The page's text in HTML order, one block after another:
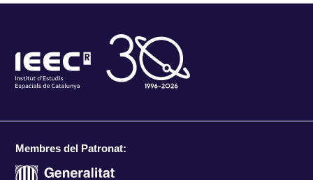
Membres del Patronat: